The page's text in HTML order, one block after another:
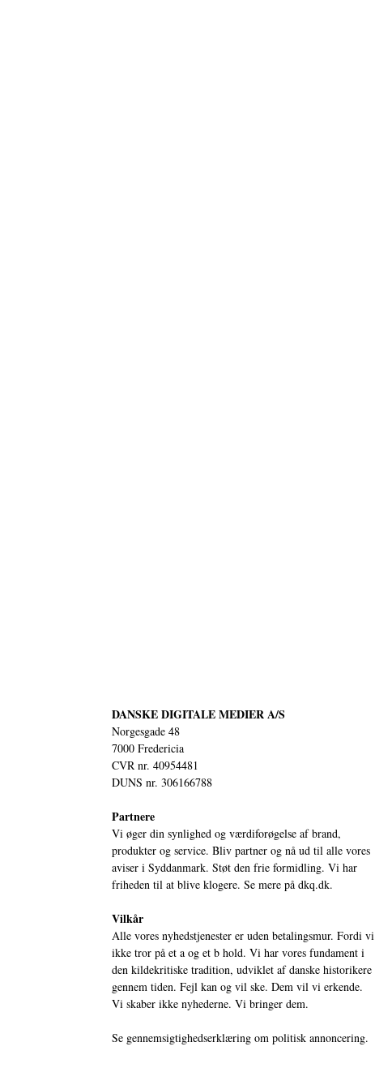
DANSKE DIGITALE MEDIER A/S
Norgesgade 48
7000 Fredericia
CVR nr. 40954481
DUNS nr. 306166788
Partnere
Vi øger din synlighed og værdiforøgelse af brand,
produkter og service. Bliv partner og nå ud til alle vores
aviser i Syddanmark. Støt den frie formidling. Vi har
friheden til at blive klogere. Se mere på dkq.dk.
Vilkår
Alle vores nyhedstjenester er uden betalingsmur. Fordi vi
ikke tror på et a og et b hold. Vi har vores fundament i
den kildekritiske tradition, udviklet af danske historikere
gennem tiden. Fejl kan og vil ske. Dem vil vi erkende.
Vi skaber ikke nyhederne. Vi bringer dem.
Se gennemsigtighedserklæring om politisk annoncering.